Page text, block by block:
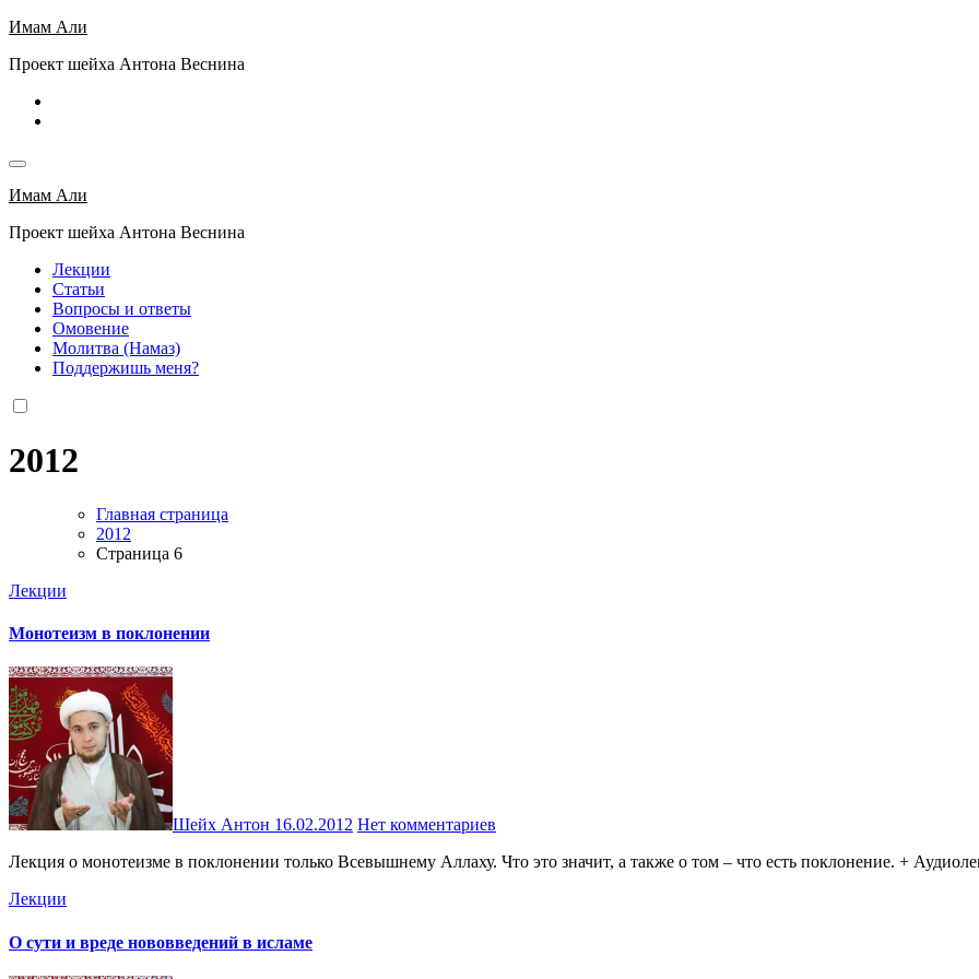
Перейти
содержимому
Имам Али
Проект шейха Антона Веснина
Имам Али
Проект шейха Антона Веснина
Лекции
Статьи
Вопросы и ответы
Омовение
Молитва (Намаз)
Поддержишь меня?
2012
Главная страница
2012
Страница 6
Лекции
Монотеизм в поклонении
Шейх Антон 16.02.2012 Нет комментариев
Лекция о монотеизме в поклонении только Всевышнему Аллаху. Что это значит, а также о том – что есть поклонение. +
Лекции
О сути и вреде нововведений в исламе